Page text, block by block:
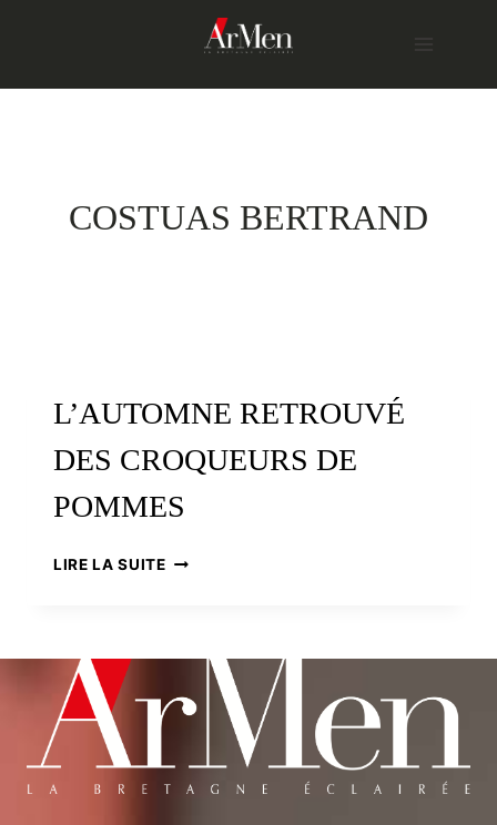
COSTUAS BERTRAND
L’AUTOMNE RETROUVÉ
DES CROQUEURS DE
POMMES
LIRE LA SUITEL’AUTOMNE
POMMES